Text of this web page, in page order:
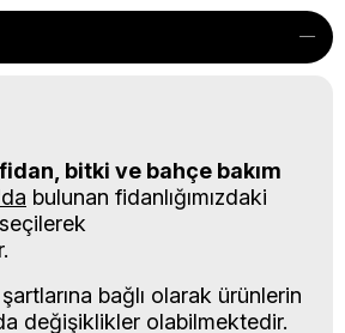
fidan, bitki ve bahçe bakım
bulunan fidanlığımızdaki
bağlı olarak ürünlerin
değişiklikler olabilmektedir.